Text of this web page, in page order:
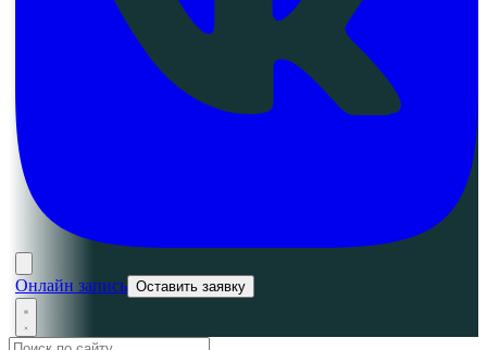
Онлайн запись Оставить заявку